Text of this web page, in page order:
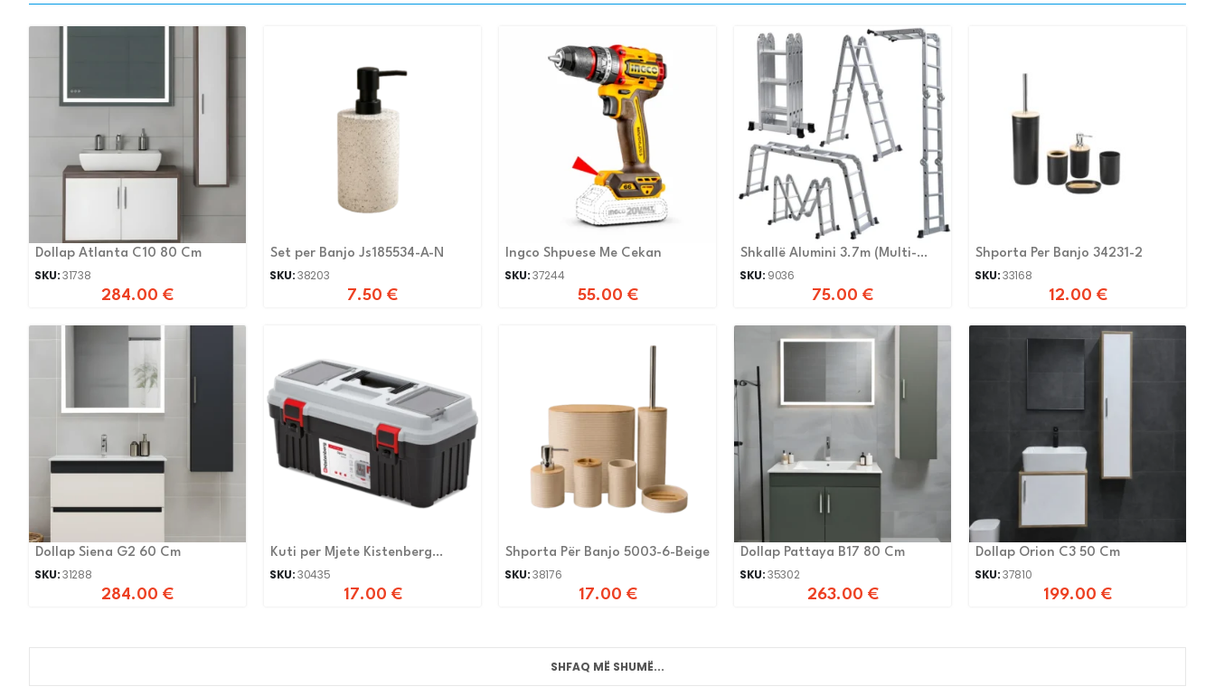
Dollap Atlanta C10 80 Cm
SKU:31738
284.00 €
Set per Banjo Js185534-A-N
SKU:38203
7.50 €
Ingco Shpuese Me Cekan
SKU:37244
55.00 €
Shkallë Alumini 3.7m (Multi-
Funksionale) 1422
SKU: 9036
75.00 €
Shporta Per Banjo 34231-2
SKU:33168
12.00 €
Dollap Siena G2 60 Cm
SKU:31288
284.00 €
Kuti per Mjete Kistenberg
Kop5530
SKU:30435
17.00 €
Shporta Për Banjo 5003-6-Beige
SKU:38176
17.00 €
Dollap Pattaya B17 80 Cm
SKU:35302
263.00 €
Dollap Orion C3 50 Cm
SKU:37810
199.00 €
SHFAQ MË SHUMË...